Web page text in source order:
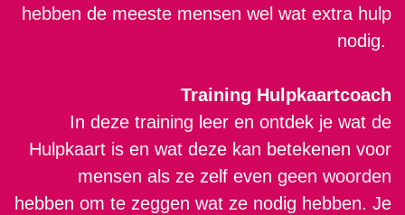
hebben de meeste mensen wel wat extra hulp
nodig.
Training Hulpkaartcoach
In deze training leer en ontdek je wat de
Hulpkaart is en wat deze kan betekenen voor
mensen als ze zelf even geen woorden
hebben om te zeggen wat ze nodig hebben. Je